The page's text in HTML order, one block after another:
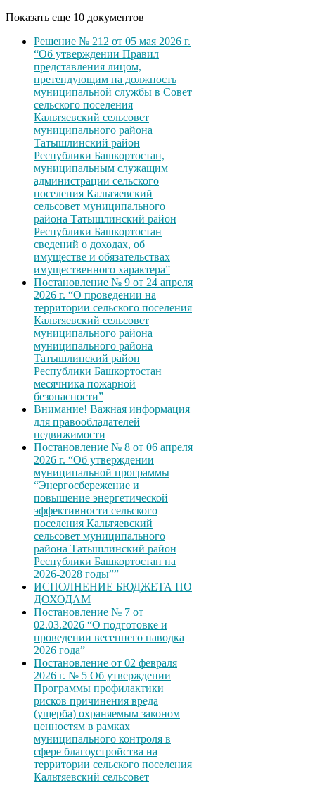
Показать еще 10 документов
Решение № 212 от 05 мая 2026 г.
“Об утверждении Правил
представления лицом,
претендующим на должность
муниципальной службы в Совет
сельского поселения
Кальтяевский сельсовет
муниципального района
Татышлинский район
Республики Башкортостан,
муниципальным служащим
администрации сельского
поселения Кальтяевский
сельсовет муниципального
района Татышлинский район
Республики Башкортостан
сведений о доходах, об
имуществе и обязательствах
имущественного характера”
Постановление № 9 от 24 апреля
2026 г. “О проведении на
территории сельского поселения
Кальтяевский сельсовет
муниципального района
муниципального района
Татышлинский район
Республики Башкортостан
месячника пожарной
безопасности”
Внимание! Важная информация
для правообладателей
недвижимости
Постановление № 8 от 06 апреля
2026 г. “Об утверждении
муниципальной программы
“Энергосбережение и
повышение энергетической
эффективности сельского
поселения Кальтяевский
сельсовет муниципального
района Татышлинский район
Республики Башкортостан на
2026-2028 годы””
ИСПОЛНЕНИЕ БЮДЖЕТА ПО
ДОХОДАМ
Постановление № 7 от
02.03.2026 “О подготовке и
проведении весеннего паводка
2026 года”
Постановление от 02 февраля
2026 г. № 5 Об утверждении
Программы профилактики
рисков причинения вреда
(ущерба) охраняемым законом
ценностям в рамках
муниципального контроля в
сфере благоустройства на
территории сельского поселения
Кальтяевский сельсовет